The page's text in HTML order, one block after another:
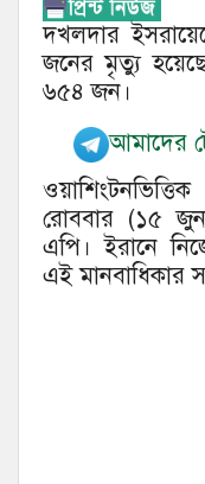
দখলদার
জনের মৃত্যু
৬৫৪ জন।
আমাদের
রোববার (১৫ জুন)
এপি। ইরানে
এই মানবাধিকার